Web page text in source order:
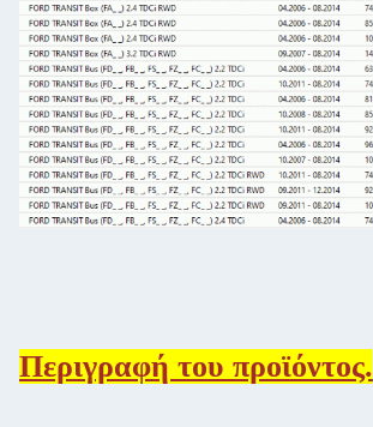
Περιγραφή του προϊόντος.